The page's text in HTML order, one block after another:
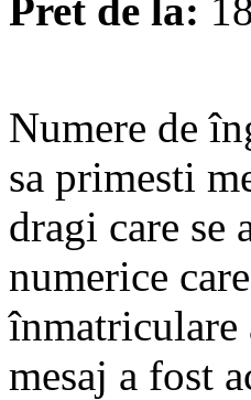
Pret de la: 18
Numere de
sa primesti
dragi care se
numerice
înmatriculare
mesaj a fost